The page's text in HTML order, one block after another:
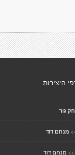
היצירות
גור
מנחם דוד
מנחם דוד